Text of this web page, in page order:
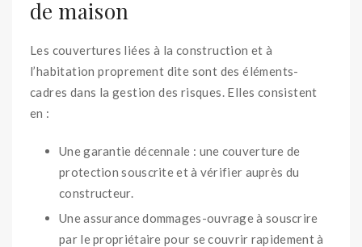
de maison
Les couvertures liées à la construction et à
l’habitation proprement dite sont des éléments-
cadres dans la gestion des risques. Elles consistent
en :
Une garantie décennale : une couverture de
protection souscrite et à vérifier auprès du
constructeur.
Une assurance dommages-ouvrage à souscrire
par le propriétaire pour se couvrir rapidement à